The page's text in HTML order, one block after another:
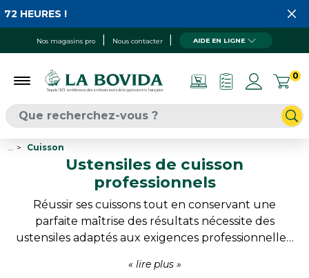
Nos magasins pro Nous contacter AIDE EN LIGNE
0
!
Cuisson
Ustensiles de cuisson
professionnels
Réussir ses cuissons tout en conservant une
parfaite maîtrise des résultats nécessite des
ustensiles adaptés aux exigences professionnelles.
spécialisés permettent d'obtenir des cuissons